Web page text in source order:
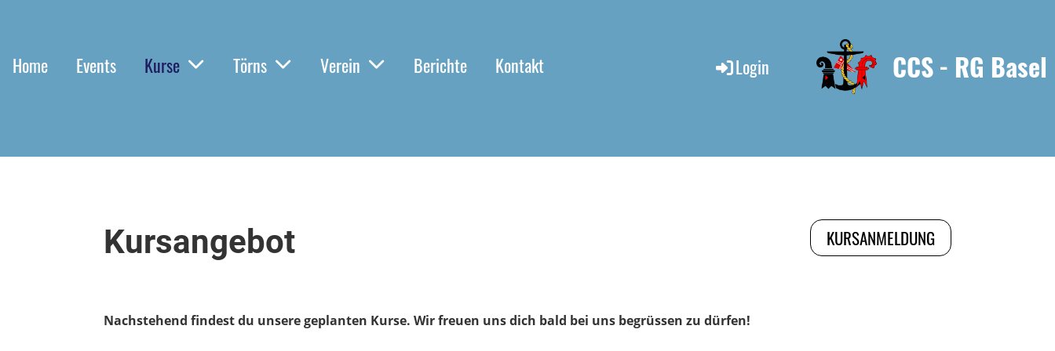
Home Events Kurse Törns Verein Berichte Kontakt Login CCS - RG Basel
Kursangebot KURSANMELDUNG
Nachstehend findest du unsere geplanten Kurse. Wir freuen uns dich bald bei uns begrüssen zu dürfen!